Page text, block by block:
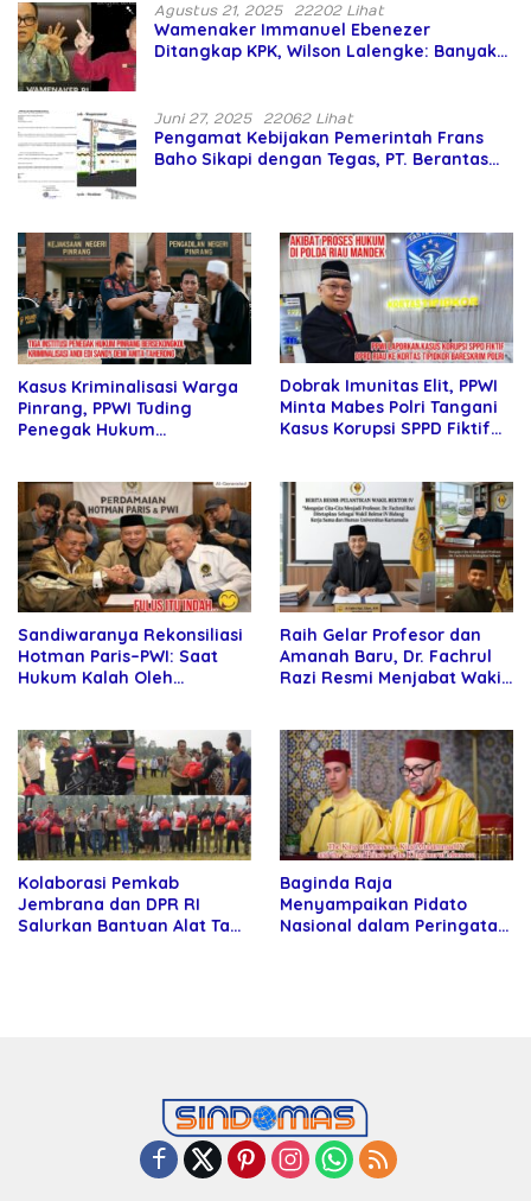
Agustus 21, 2025 22202 Lihat
Wamenaker Immanuel Ebenezer
Ditangkap KPK, Wilson Lalengke: Banyak
Juni 27, 2025 22062 Lihat
Pengamat Kebijakan Pemerintah Frans
Baho Sikapi dengan Tegas, PT. Berantas
Kasus Kriminalisasi Warga
Pinrang, PPWI Tuding
Penegak Hukum
Dobrak Imunitas Elit, PPWI
Minta Mabes Polri Tangani
Kasus Korupsi SPPD Fiktif
Sandiwaranya Rekonsiliasi
Hotman Paris–PWI: Saat
Hukum Kalah Oleh
Raih Gelar Profesor dan
Amanah Baru, Dr. Fachrul
Razi Resmi Menjabat Wakil
Kolaborasi Pemkab
Jembrana dan DPR RI
Salurkan Bantuan Alat Tani
Baginda Raja
Menyampaikan Pidato
Nasional dalam Peringatan